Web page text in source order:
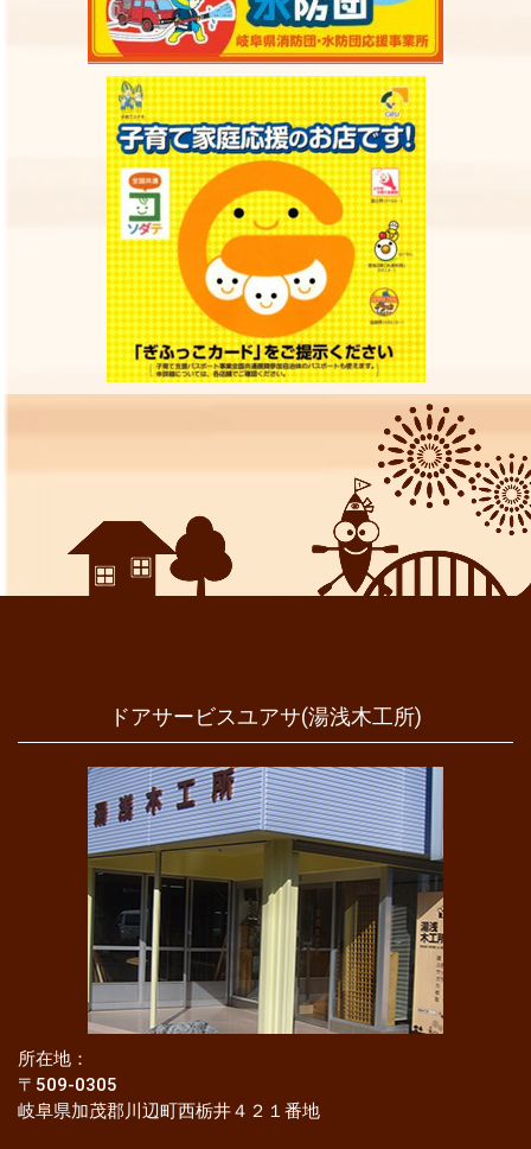
ドアサービスユアサ(湯浅木工所)
所在地：
〒509-0305
岐阜県加茂郡川辺町西栃井４２１番地